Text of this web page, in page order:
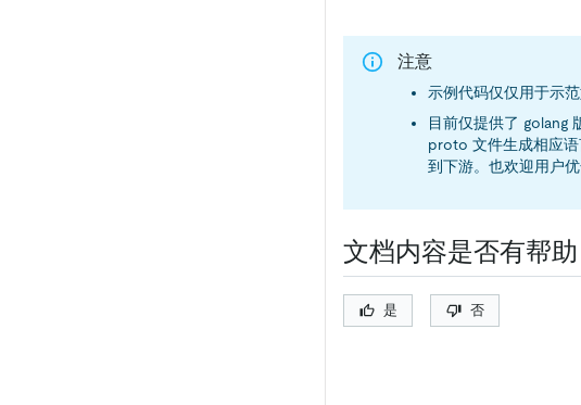
注意
示例代码仅仅用于示
目前仅提供了 golang
proto 文件生成相应
到下游。也欢迎用户
文档内容是否有帮助
是 否